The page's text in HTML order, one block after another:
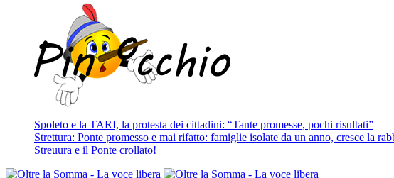
Spoleto e la TARI, la protesta dei cittadini: “Tante promesse, pochi risultati”
Strettura: Ponte promesso e mai rifatto: famiglie isolate da un anno, cresce la
Streuura e il Ponte crollato!